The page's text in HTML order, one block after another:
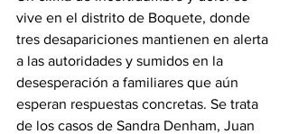
vive en el distrito de Boquete, donde
tres desapariciones mantienen en alerta
a las autoridades y sumidos en la
desesperación a familiares que aún
esperan respuestas concretas. Se trata
de los casos de Sandra Denham, Juan